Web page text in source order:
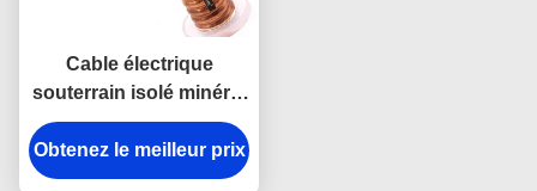
Cable électrique
souterrain isolé minéral
de l'utilisation LZSH de
câbles résistants au feu
de noyau de RTTZ 2
Obtenez le meilleur prix